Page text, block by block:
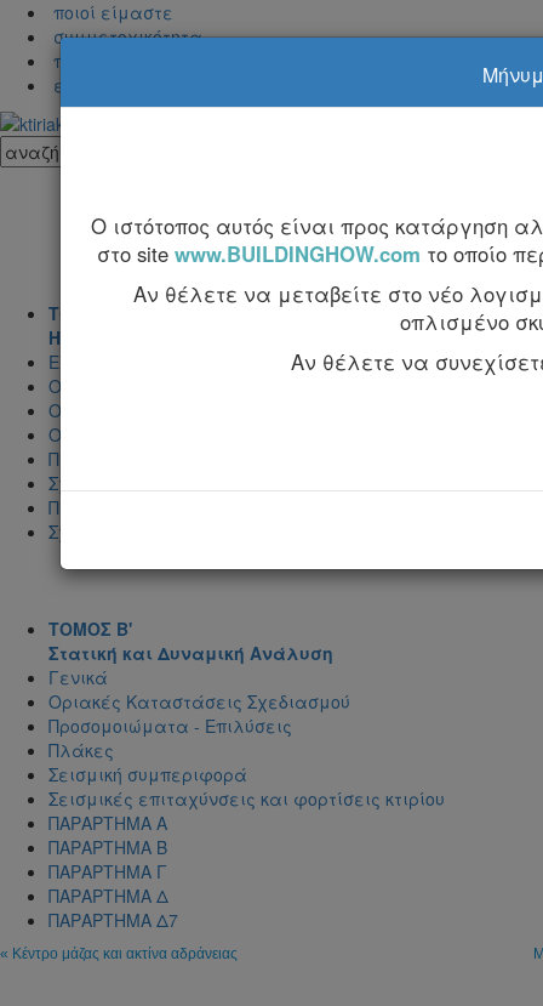
Ο ιστότοπος αυτός είναι προς κατάργηση
στο site www.BUILDINGHOW.com το οποίο
Αν θέλετε να μεταβείτε στο νέο
οπλισμένο
Αν θέλετε να
ποιοί είμαστε
συμμετοχικότητα
προβολή στα Κτιριακά
επικοινωνία
ΤΟΜΟΣ Α'
Η τέχνη της κατασκεύης και η μελέτη εφαρμογής
Εισαγωγή
Ο σκελετός του κτιρίου
Ο τρόπος κατασκευής των δομικών στοιχείων του
Ο οπλισμός των δομικών στοιχείων
Προμετρήσεις - Κοστολόγηση
Σχέδια εφαρμογής για την κατασκευή του σκελετού
Πίνακες
Σχεδιάσεις
ΤΟΜΟΣ Β'
Στατική και Δυναμική Ανάλυση
Γενικά
Οριακές Καταστάσεις Σχεδιασμού
Προσομοιώματα - Επιλύσεις
Πλάκες
Σεισμική συμπεριφορά
Σεισμικές επιταχύνσεις και φορτίσεις κτιρίου
ΠΑΡΑΡΤΗΜΑ Α
ΠΑΡΑΡΤΗΜΑ Β
ΠΑΡΑΡΤΗΜΑ Γ
ΠΑΡΑΡΤΗΜΑ Δ
ΠΑΡΑΡΤΗΜΑ Δ7
« Κέντρο μάζας και ακτίνα αδράνειας